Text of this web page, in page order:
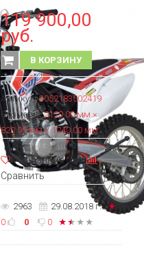
119 900,00
руб.
В КОРЗИНУ
Артикул:3052183502419
Размеры:2120.00 мм ×
820.00 мм × 1240.00 мм
Избранное
Сравнить
2963
29.08.2018 г.
0
0 0